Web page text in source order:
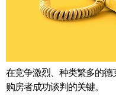
在竞争激烈、种类繁多的
购房者成功谈判的关键。